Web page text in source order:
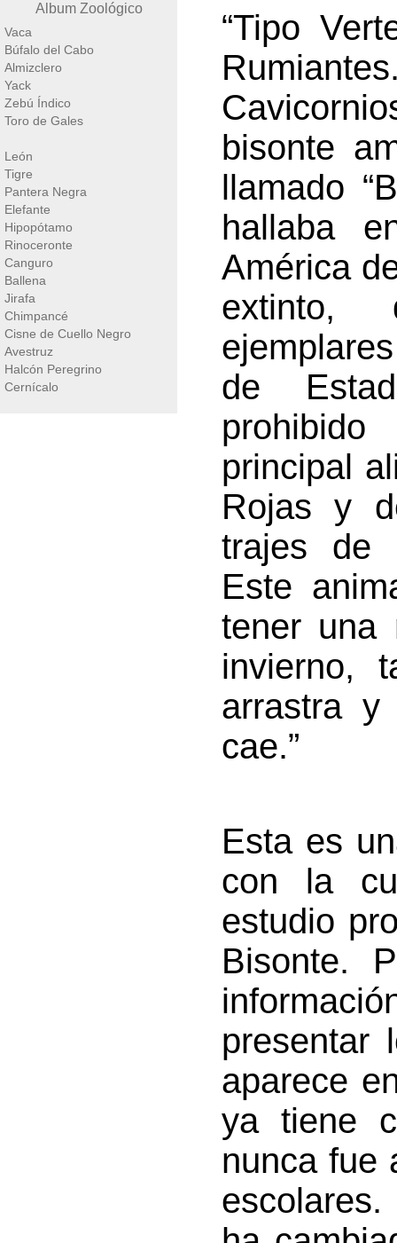
Album Zoológico
Vaca
Búfalo del Cabo
Almizclero
Yack
Zebú Índico
Toro de Gales
León
Tigre
Pantera Negra
Elefante
Hipopótamo
Rinoceronte
Canguro
Ballena
Jirafa
Chimpancé
Cisne de Cuello Negro
Avestruz
Halcón Peregrino
Cernícalo
“Tipo
bisonte
llamado
hallaba
América
extinto,
de
principal
Rojas y
trajes de
Este
tener una
invierno,
arrastra
cae.”
Esta es
con la
estudio
Bisonte.
presentar
aparece
ya tiene
nunca fue